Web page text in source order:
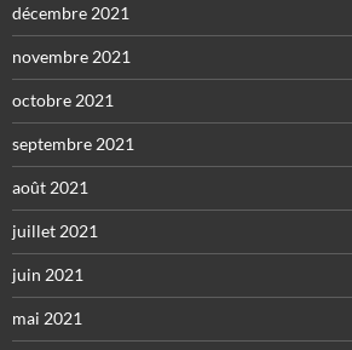
décembre 2021
novembre 2021
octobre 2021
septembre 2021
août 2021
juillet 2021
juin 2021
mai 2021